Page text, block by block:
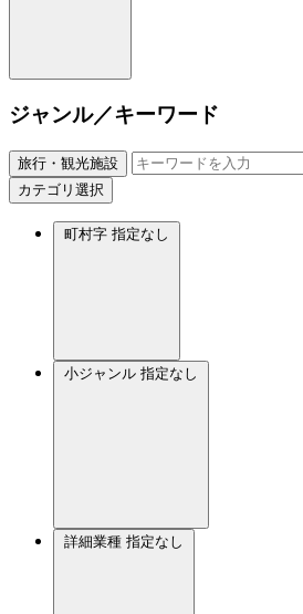
ジャンル／キーワード
旅行・観光施設
カテゴリ選択
町村字 指定なし
小ジャンル 指定なし
詳細業種 指定なし